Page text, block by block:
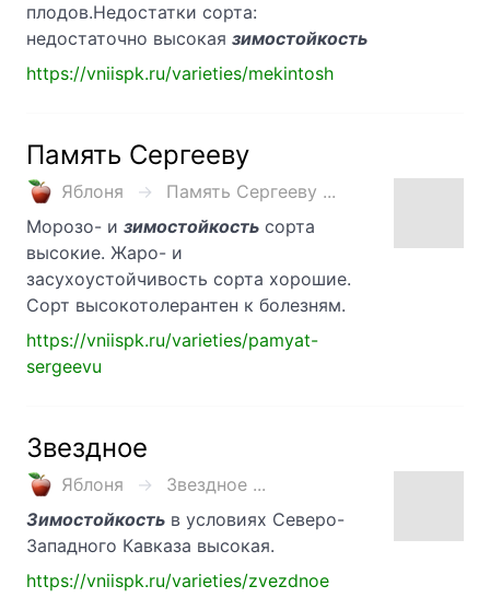
плодов.Недостатки сорта:
недостаточно высокая зимостойкость
https://vniispk.ru/varieties/mekintosh
Память Сергееву
Яблоня
Память Сергееву ...
Морозо- и зимостойкость сорта
высокие. Жаро- и
засухоустойчивость сорта хорошие.
Сорт высокотолерантен к болезням.
https://vniispk.ru/varieties/pamyat-
sergeevu
Звездное
Яблоня
Звездное ...
Зимостойкость в условиях Северо-
Западного Кавказа высокая.
https://vniispk.ru/varieties/zvezdnoe